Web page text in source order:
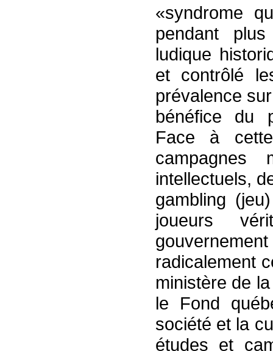
«syndrome
pendant
ludique
et contrôlé
prévalence
bénéfice du
Face à
intellectuels,
gambling
joueurs
radicalement
ministère de
le Fond
société et la
études et